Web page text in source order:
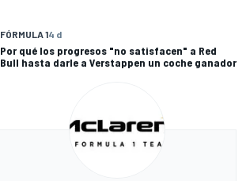
FÓRMULA 14 d
Por qué los progresos "no satisfacen" a Red
Bull hasta darle a Verstappen un coche ganador